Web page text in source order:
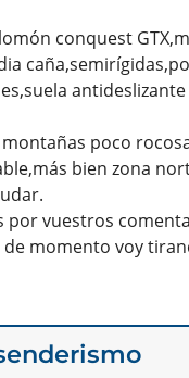
conquest
antideslizante
poco
bien zona
por vuestros
de momento voy